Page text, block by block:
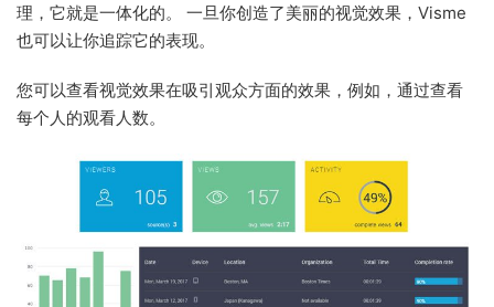
理，它就是一体化的。 一旦你创造了美丽的视觉效果，Visme
也可以让你追踪它的表现。
您可以查看视觉效果在吸引观众方面的效果，例如，通过查看
每个人的观看人数。